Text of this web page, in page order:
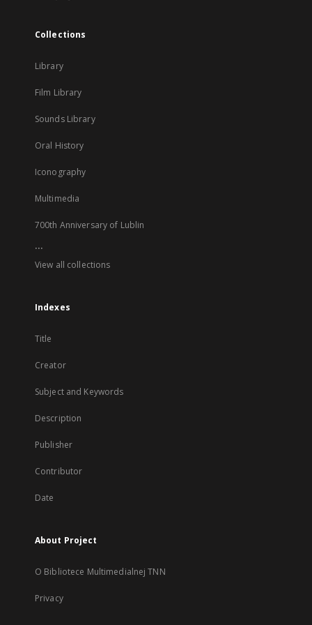
Collections
Library
Film Library
Sounds Library
Oral History
Iconography
Multimedia
700th Anniversary of Lublin
...
View all collections
Indexes
Title
Creator
Subject and Keywords
Description
Publisher
Contributor
Date
About Project
O Bibliotece Multimedialnej TNN
Privacy